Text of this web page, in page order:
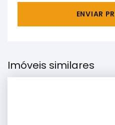
ENVIAR
Imóveis similares